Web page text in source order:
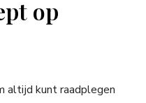
op
altijd kunt raadplegen